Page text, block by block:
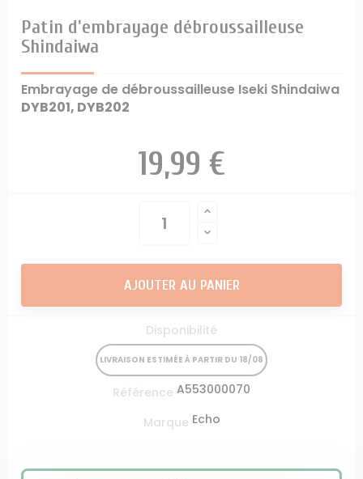
Patin d'embrayage débroussailleuse
Shindaiwa
Embrayage de débroussailleuse Iseki Shindaiwa
DYB201, DYB202
19,99 €
AJOUTER AU PANIER
Disponibilité
LIVRAISON ESTIMÉE À PARTIR DU 18/08
Référence A553000070
Marque Echo